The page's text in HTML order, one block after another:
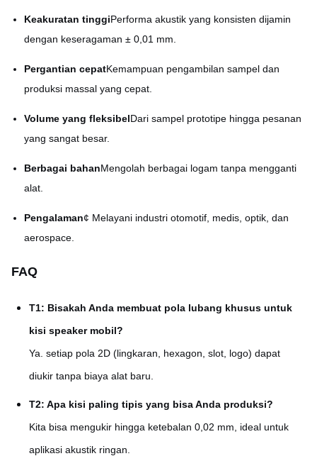
Keakuratan tinggiPerforma akustik yang konsisten dijamin
dengan keseragaman ± 0,01 mm.
Pergantian cepatKemampuan pengambilan sampel dan
produksi massal yang cepat.
Volume yang fleksibelDari sampel prototipe hingga pesanan
yang sangat besar.
Berbagai bahanMengolah berbagai logam tanpa mengganti
alat.
Pengalaman¢ Melayani industri otomotif, medis, optik, dan
aerospace.
FAQ
T1: Bisakah Anda membuat pola lubang khusus untuk
kisi speaker mobil?
Ya. setiap pola 2D (lingkaran, hexagon, slot, logo) dapat
diukir tanpa biaya alat baru.
T2: Apa kisi paling tipis yang bisa Anda produksi?
Kita bisa mengukir hingga ketebalan 0,02 mm, ideal untuk
aplikasi akustik ringan.